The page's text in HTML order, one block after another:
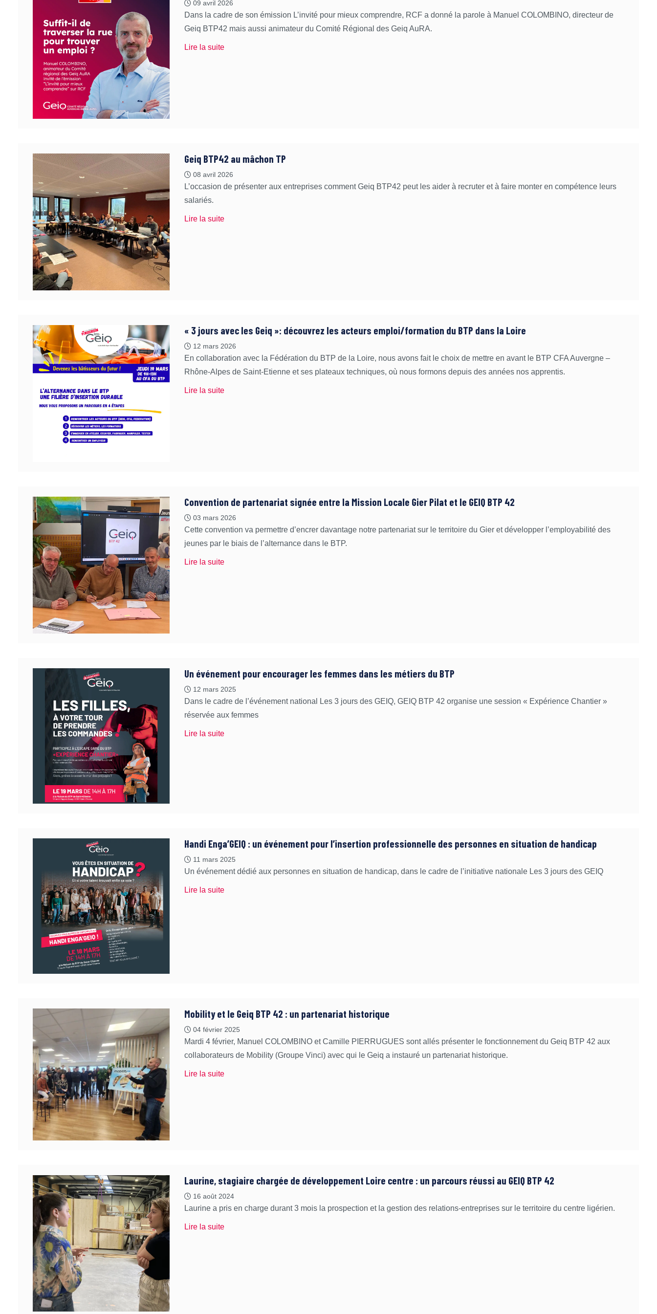
09 avril 2026
Dans la cadre de son émission L’invité pour mieux comprendre, RCF a donné la parole à Manuel COLOMBINO, directeur de
Geiq BTP42 mais aussi animateur du Comité Régional des Geiq AuRA.
Lire la suite
Geiq BTP42 au mâchon TP
08 avril 2026
L’occasion de présenter aux entreprises comment Geiq BTP42 peut les aider à recruter et à faire monter en compétence leurs
salariés.
Lire la suite
« 3 jours avec les Geiq »: découvrez les acteurs emploi/formation du BTP dans la Loire
12 mars 2026
En collaboration avec la Fédération du BTP de la Loire, nous avons fait le choix de mettre en avant le BTP CFA Auvergne –
Rhône-Alpes de Saint-Etienne et ses plateaux techniques, où nous formons depuis des années nos apprentis.
Lire la suite
Convention de partenariat signée entre la Mission Locale Gier Pilat et le GEIQ BTP 42
03 mars 2026
Cette convention va permettre d’encrer davantage notre partenariat sur le territoire du Gier et développer l’employabilité des
jeunes par le biais de l’alternance dans le BTP.
Lire la suite
Un événement pour encourager les femmes dans les métiers du BTP
12 mars 2025
Dans le cadre de l’événement national Les 3 jours des GEIQ, GEIQ BTP 42 organise une session « Expérience Chantier »
réservée aux femmes
Lire la suite
Handi Enga’GEIQ : un événement pour l’insertion professionnelle des personnes en situation de handicap
11 mars 2025
Un événement dédié aux personnes en situation de handicap, dans le cadre de l’initiative nationale Les 3 jours des GEIQ
Lire la suite
Mobility et le Geiq BTP 42 : un partenariat historique
04 février 2025
Mardi 4 février, Manuel COLOMBINO et Camille PIERRUGUES sont allés présenter le fonctionnement du Geiq BTP 42 aux
collaborateurs de Mobility (Groupe Vinci) avec qui le Geiq a instauré un partenariat historique.
Lire la suite
Laurine, stagiaire chargée de développement Loire centre : un parcours réussi au GEIQ BTP 42
16 août 2024
Laurine a pris en charge durant 3 mois la prospection et la gestion des relations-entreprises sur le territoire du centre ligérien.
Lire la suite